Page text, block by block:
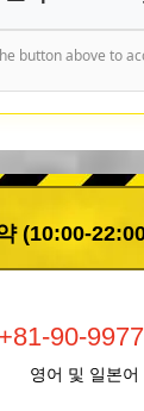
button above to
(10:00-
+81-90-
영어 및 일본어